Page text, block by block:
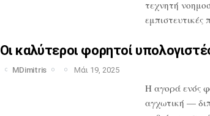
τεχνητή
εμπιστευτικές
Οι καλύτεροι φορητοί
MDimitris Μάι 19, 2025
Η αγορά ενός
αγχωτική —